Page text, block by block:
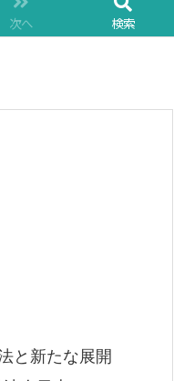
次へ 検索
と新たな展開